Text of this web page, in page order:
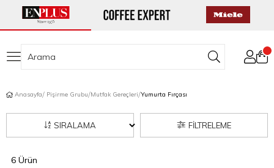
Anasayfa Pişirme Grubu Mutfak Gereçleri Yumurta Fırçası
FILTRELEME
SIRALAMA
6 Ürün